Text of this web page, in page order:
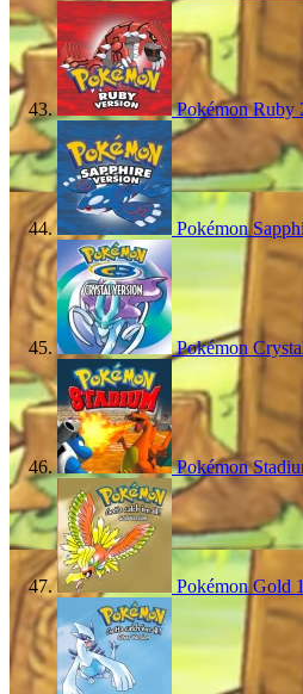
Pokémon Ruby
Pokémon
Pokémon
Pokémon
Pokémon Gold